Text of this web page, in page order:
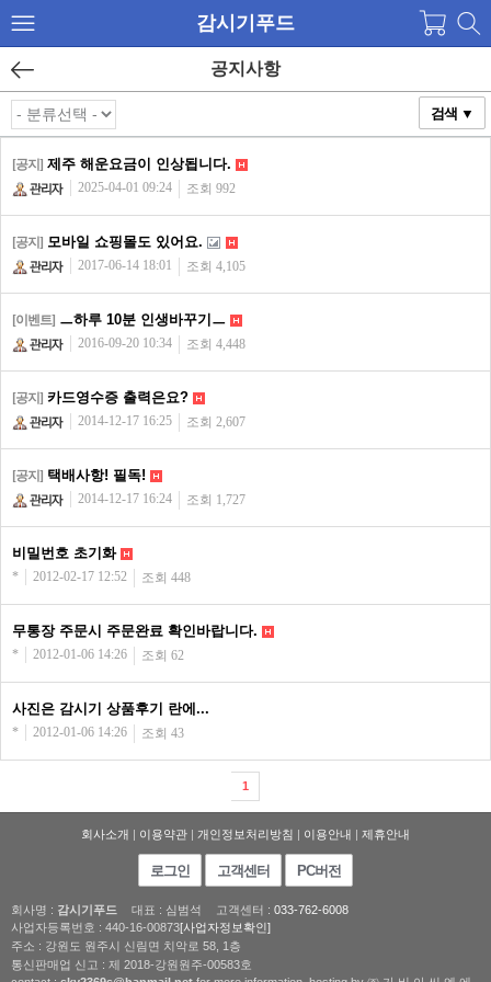
감시기푸드
공지사항
검색 ▼
[공지] 제주 해운요금이 인상됩니다.
2025-04-01 09:24 조회 992
[공지] 모바일 쇼핑몰도 있어요.
2017-06-14 18:01 조회 4,105
[이벤트] ㅡ하루 10분 인생바꾸기ㅡ
2016-09-20 10:34 조회 4,448
[공지] 카드영수증 출력은요?
2014-12-17 16:25 조회 2,607
[공지] 택배사항! 필독!
2014-12-17 16:24 조회 1,727
비밀번호 초기화
* 2012-02-17 12:52 조회 448
무통장 주문시 주문완료 확인바랍니다.
* 2012-01-06 14:26 조회 62
사진은 감시기 상품후기 란에...
* 2012-01-06 14:26 조회 43
1
회사소개 | 이용약관 | 개인정보처리방침 | 이용안내 | 제휴안내
로그인 고객센터 PC버전
회사명 : 감시기푸드 대표 : 심범석 고객센터 : 033-762-6008
사업자등록번호 : 440-16-00873[사업자정보확인]
주소 : 강원도 원주시 신림면 치악로 58, 1층
통신판매업 신고 : 제 2018-강원원주-00583호